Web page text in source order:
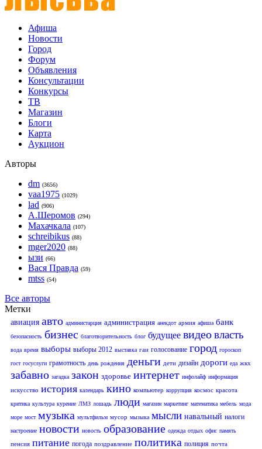
Афиша
Новости
Город
Форум
Объявления
Консультации
Конкурсы
ТВ
Магазин
Блоги
Карта
Аукцион
Авторы
dm (3656)
vaa1975 (1029)
lad (906)
А.Шеромов (294)
Махачкала (107)
schreibikus (88)
mger2020 (88)
ызи (66)
Вася Правда (59)
mtss (54)
Все авторы
Метки
авиация авто администарция администрация анекдот армия афиша банк
безопасность бизнес благотворительность блог будущее видеовласть
вода время выборы выборы 2012 выставка гаи голосование город гороскоп
гост госуслуги грамотность день рождения деньги дети дизайн дороги еда жкх
забавно загадка закон здоровье интернет инфолайф информация
искусство история календарь кино компьютер коррупция космос красота
критика культура курение ЛМЗ лошадь люди магазин маркетинг математика мебель мода
море мост музыка мультфильм мусор мызыка мысли навальный налоги
настроение новости новость образование одежда отдых офис память
пенсия питание погода поздравление политика полиция почта